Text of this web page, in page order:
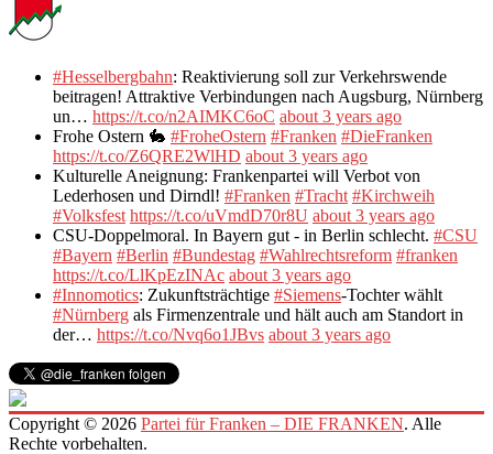
#Hesselbergbahn: Reaktivierung soll zur Verkehrswende
beitragen! Attraktive Verbindungen nach Augsburg, Nürnberg
un… https://t.co/n2AIMKC6oC about 3 years ago
Frohe Ostern 🐇 #FroheOstern #Franken #DieFranken
https://t.co/Z6QRE2WlHD about 3 years ago
Kulturelle Aneignung: Frankenpartei will Verbot von
Lederhosen und Dirndl! #Franken #Tracht #Kirchweih
#Volksfest https://t.co/uVmdD70r8U about 3 years ago
CSU-Doppelmoral. In Bayern gut - in Berlin schlecht. #CSU
#Bayern #Berlin #Bundestag #Wahlrechtsreform #franken
https://t.co/LlKpEzINAc about 3 years ago
#Innomotics: Zukunftsträchtige #Siemens-Tochter wählt
#Nürnberg als Firmenzentrale und hält auch am Standort in
der… https://t.co/Nvq6o1JBvs about 3 years ago
Copyright © 2026 Partei für Franken – DIE FRANKEN. Alle
Rechte vorbehalten.